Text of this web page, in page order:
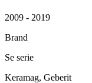
2009 - 2019
Brand
Se serie
Keramag, Geberit